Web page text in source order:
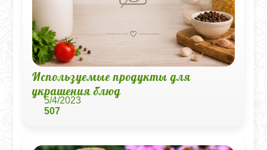
Используемые продукты для
украшения блюд
5/4/2023
507